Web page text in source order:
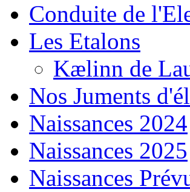
Conduite de
Les Etalons
Kælinn de
Nos Juments
Naissances 2024
Naissances 2025
Naissances